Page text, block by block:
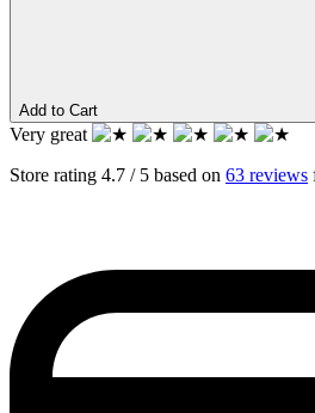
Add to Cart
Very great
Store rating 4.7 / 5 based on 63 reviews